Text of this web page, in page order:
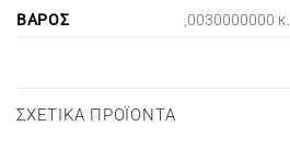
ΒΆΡΟΣ ,0030000000 κ.
ΣΧΕΤΙΚΆ ΠΡΟΪΌΝΤΑ